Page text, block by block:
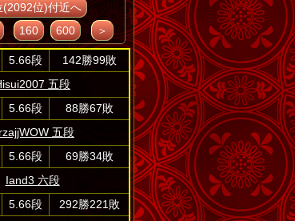
(2092位)付近へ
160 600 ＞
5.66段
142勝99敗
五段
5.66段
88勝67敗
五段
5.66段
69勝34敗
Iand3 六段
5.66段
292勝221敗